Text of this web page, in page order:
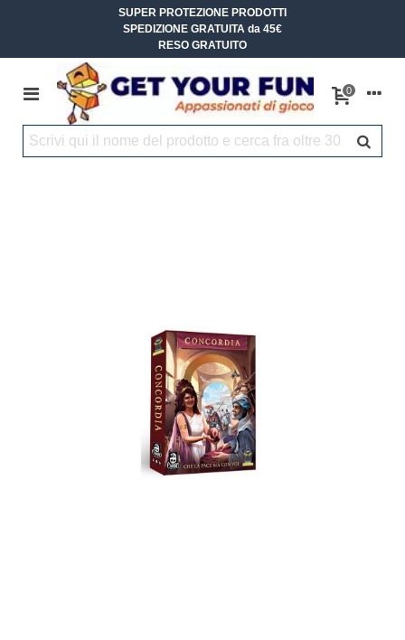
SUPER PROTEZIONE PRODOTTI
SPEDIZIONE GRATUITA da 45€
RESO GRATUITO
0